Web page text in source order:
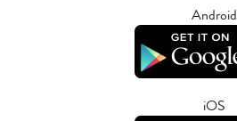
Android
iOS